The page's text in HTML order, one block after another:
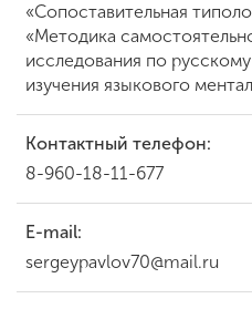
«Сопоставительная
«Методика
исследования по
изучения языкового
Контактный телефон:
8-960-18-11-677
E-mail:
sergeypavlov70@mail.ru